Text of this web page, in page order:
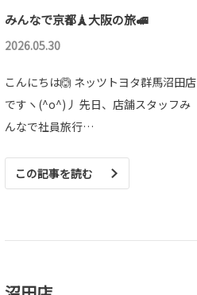
みんなで京都🗼大阪の旅🚅
2026.05.30
こんにちは🙆 ネッツトヨタ群馬沼田店
ですヽ(^o^)丿 先日、店舗スタッフみ
んなで社員旅行…
この記事を読む